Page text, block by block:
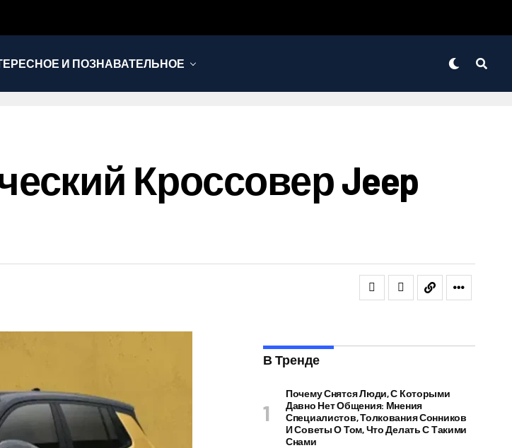
И ПОЗНАВАТЕЛЬНОЕ
Кроссовер Jeep
В Тренде
Почему Снятся Люди, С Которыми
Давно Нет Общения: Мнения
Специалистов, Толкования Сонников
И Советы О Том, Что Делать С Такими
Снами